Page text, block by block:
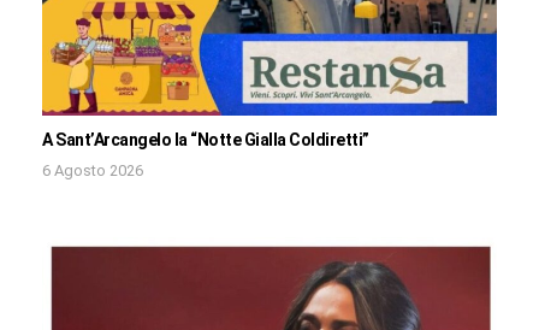
A Sant’Arcangelo la “Notte Gialla Coldiretti”
6 Agosto 2026